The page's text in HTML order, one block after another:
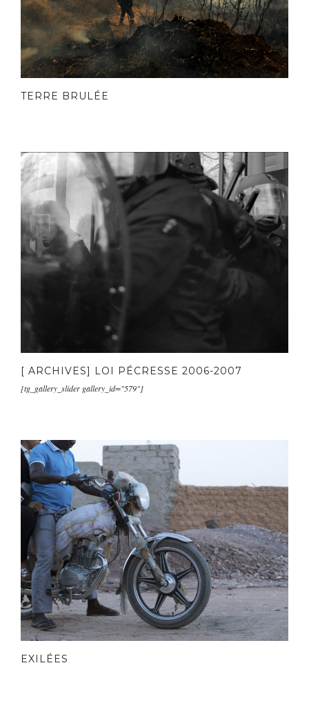
TERRE BRULÉE
[ ARCHIVES] LOI PÉCRESSE 2006-2007
[tg_gallery_slider gallery_id="579"]
EXILÉES